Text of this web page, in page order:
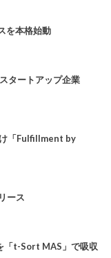
を本格始動
タートアップ企業
「Fulfillment by
ース
「t-Sort MAS」で吸収